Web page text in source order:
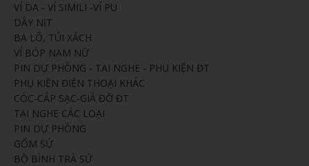
VÍ DA - VÍ SIMILI -VÍ PU
DÂY NỊT
BA LÔ, TÚI XÁCH
VÍ BÓP NAM NỮ
PIN DỰ PHÒNG - TAI NGHE - PHỤ KIỆN ĐT
PHỤ KIỆN ĐIỆN THOẠI KHÁC
CÓC-CÁP SẠC-GIÁ ĐỠ ĐT
TAI NGHE CÁC LOẠI
PIN DỰ PHÒNG
GỐM SỨ
BỘ BÌNH TRÀ SỨ